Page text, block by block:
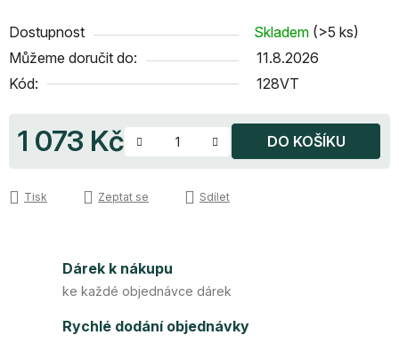
Dostupnost Skladem (>5 ks)
Můžeme doručit do:
11.8.2026
Kód:
128VT
1 073 Kč DO KOŠÍKU
Tisk Zeptat se Sdílet
Dárek k nákupu
ke každé objednávce dárek
Rychlé dodání objednávky